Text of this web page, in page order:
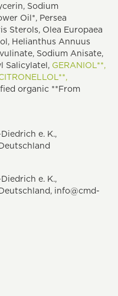
Sodium
Oil*, Persea
Sterols, Olea Europaea
Helianthus Annuus
Sodium Anisate,
Salicylatel, GERANIOL**,
organic **From
e. K.,
e. K.,
info@cmd-